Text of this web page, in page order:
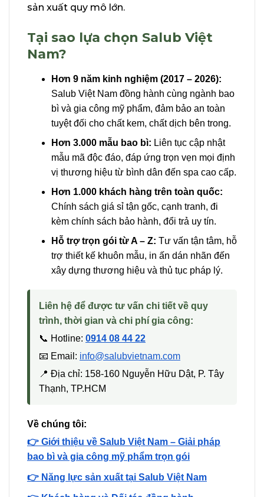
sản xuất quy mô lớn.
Tại sao lựa chọn Salub Việt
Nam?
Hơn 9 năm kinh nghiệm (2017 – 2026):
Salub Việt Nam đồng hành cùng ngành bao
bì và gia công mỹ phẩm, đảm bảo an toàn
tuyệt đối cho chất kem, chất dịch bên trong.
Hơn 3.000 mẫu bao bì: Liên tục cập nhật
mẫu mã độc đáo, đáp ứng trọn vẹn mọi định
vị thương hiệu từ bình dân đến spa cao cấp.
Hơn 1.000 khách hàng trên toàn quốc:
Chính sách giá sỉ tận gốc, cạnh tranh, đi
kèm chính sách bảo hành, đổi trả uy tín.
Hỗ trợ trọn gói từ A – Z: Tư vấn tận tâm, hỗ
trợ thiết kế khuôn mẫu, in ấn dán nhãn đến
xây dựng thương hiệu và thủ tục pháp lý.
Liên hệ để được tư vấn chi tiết về quy
trình, thời gian và chi phí gia công:
📞 Hotline: 0914 08 44 22
📧 Email: info@salubvietnam.com
📍 Địa chỉ: 158-160 Nguyễn Hữu Dật, P. Tây
Thạnh, TP.HCM
Về chúng tôi:
👉 Giới thiệu về Salub Việt Nam – Giải pháp
bao bì và gia công mỹ phẩm trọn gói
👉 Năng lực sản xuất tại Salub Việt Nam